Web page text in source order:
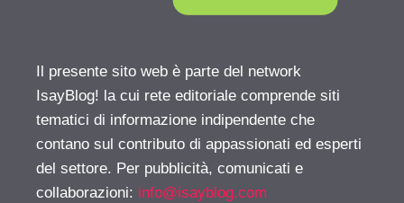
Il presente sito web è parte del network
IsayBlog! la cui rete editoriale comprende siti
tematici di informazione indipendente che
contano sul contributo di appassionati ed esperti
del settore. Per pubblicità, comunicati e
collaborazioni: info@isayblog.com